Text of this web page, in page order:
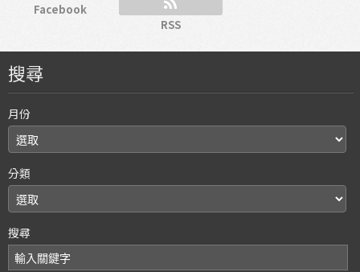
Facebook
RSS
搜尋
月份
分類
搜尋